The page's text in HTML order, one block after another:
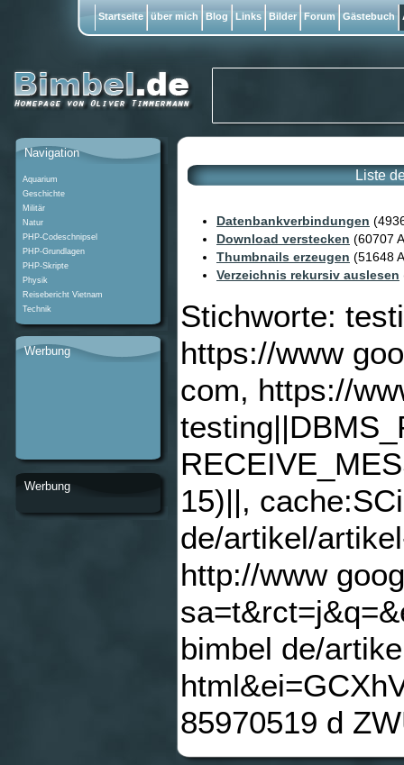
Liste
Datenbankverbindungen
Download verstecken (60707
Thumbnails erzeugen (51648
Verzeichnis rekursiv auslesen
Stichworte:
https://www
com, https://
15)||,
de/artikel/
http://www
bimbel de/
85970519 d
Navigation
Aquarium
Geschichte
Militär
Natur
PHP-Codeschnipsel
PHP-Grundlagen
PHP-Skripte
Physik
Reisebericht Vietnam
Technik
Werbung
Werbung
Startseite über mich Blog Links Bilder Forum Gästebuch